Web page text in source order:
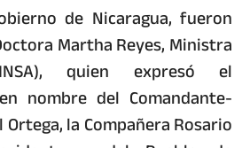
de Nicaragua, fueron
Martha Reyes, Ministra
quien expresó el
nombre del Comandante-
la Compañera Rosario